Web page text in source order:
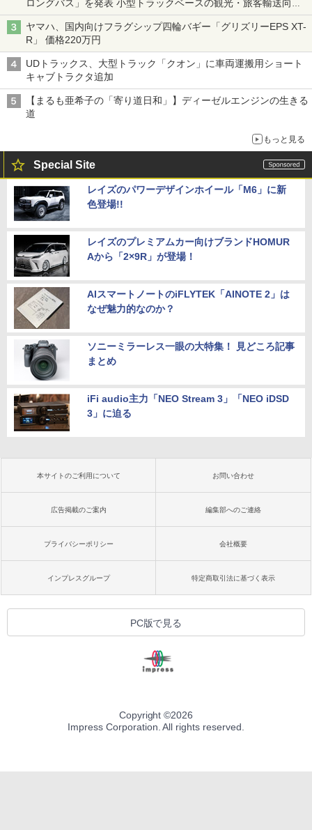
ロングバス」を発表 小型トラックベースの観光・旅客輸送向け
バス
ヤマハ、国内向けフラグシップ四輪バギー「グリズリーEPS XT-
R」 価格220万円
UDトラックス、大型トラック「クオン」に車両運搬用ショート
キャブトラクタ追加
【まるも亜希子の「寄り道日和」】ディーゼルエンジンの生きる
道
もっと見る
Special Site
レイズのパワーデザインホイール「M6」に新
色登場!!
レイズのプレミアムカー向けブランドHOMUR
Aから「2×9R」が登場！
AIスマートノートのiFLYTEK「AINOTE 2」は
なぜ魅力的なのか？
ソニーミラーレス一眼の大特集！ 見どころ記事
まとめ
iFi audio主力「NEO Stream 3」「NEO iDSD
3」に迫る
本サイトのご利用について お問い合わせ
広告掲載のご案内 編集部へのご連絡
プライバシーポリシー 会社概要
インプレスグループ 特定商取引法に基づく表示
PC版で見る
Copyright ©2026
Impress Corporation. All rights reserved.